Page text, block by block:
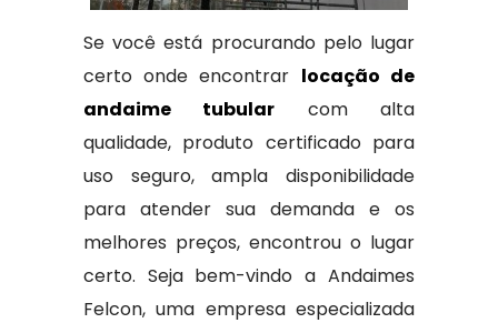
Se você está procurando pelo lugar
certo onde encontrar locação de
andaime tubular com alta
qualidade, produto certificado para
uso seguro, ampla disponibilidade
para atender sua demanda e os
melhores preços, encontrou o lugar
certo. Seja bem-vindo a Andaimes
Felcon, uma empresa especializada